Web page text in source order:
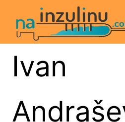
Ivan